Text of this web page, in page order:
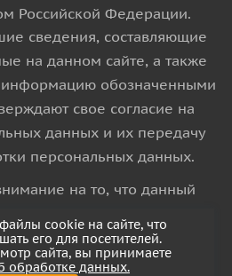
Российской Федерации.
сведения, составляющие
на данном сайте, а также
обозначенными
свое согласие на
данных и их передачу
персональных данных.
на то, что данный
характер и ни при каких
материалы и цены,
cookie на сайте, что
его для посетителей.
сайта, вы принимаете
обработке данных.